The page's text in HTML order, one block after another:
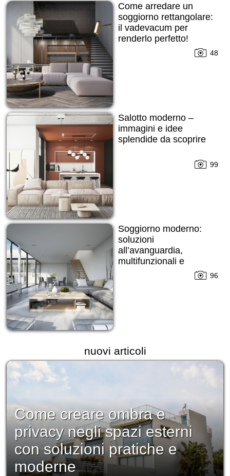
Come arredare un
soggiorno rettangolare:
il vadevacum per
renderlo perfetto!
48
Salotto moderno –
immagini e idee
splendide da scoprire
99
Soggiorno moderno:
soluzioni
all’avanguardia,
multifunzionali e
all’insegna del comfort 96
nuovi articoli
Come creare ombra e
privacy negli spazi esterni
con soluzioni pratiche e
moderne